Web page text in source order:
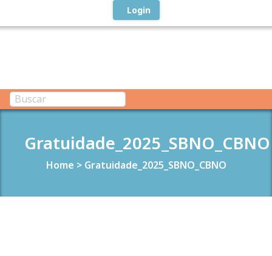
Login
Gratuidade_2025_SBNO_CBNO
Home > Gratuidade_2025_SBNO_CBNO